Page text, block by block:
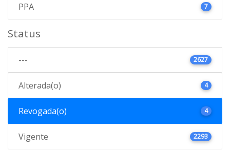
PPA 7
Status
--- 2627
Alterada(o) 4
Revogada(o) 4
Vigente 2293